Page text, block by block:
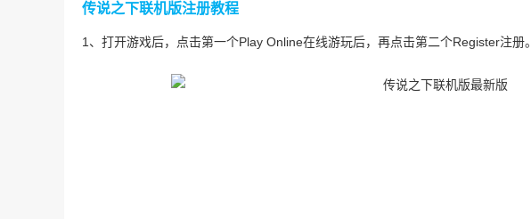
传说之下联机版注册教程
1、打开游戏后，点击第一个Play Online在线游玩后，再点击第二个Register注册。